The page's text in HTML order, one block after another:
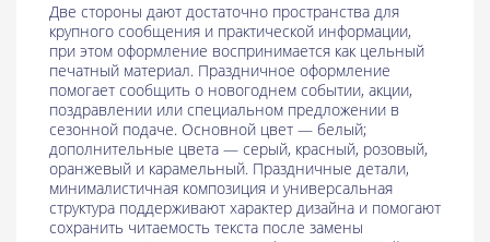
Две стороны дают достаточно пространства для
крупного сообщения и практической информации,
при этом оформление воспринимается как цельный
печатный материал. Праздничное оформление
помогает сообщить о новогоднем событии, акции,
поздравлении или специальном предложении в
сезонной подаче. Основной цвет — белый;
дополнительные цвета — серый, красный, розовый,
оранжевый и карамельный. Праздничные детали,
минималистичная композиция и универсальная
структура поддерживают характер дизайна и помогают
сохранить читаемость текста после замены